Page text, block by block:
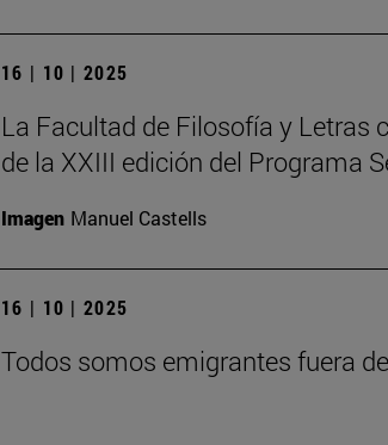
16 | 10 | 2025
La Facultad de Filosofía y Letras
de la XXIII edición del Programa
Imagen Manuel Castells
16 | 10 | 2025
Todos somos emigrantes fuera